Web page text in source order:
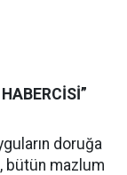
doruğa
bütün mazlum